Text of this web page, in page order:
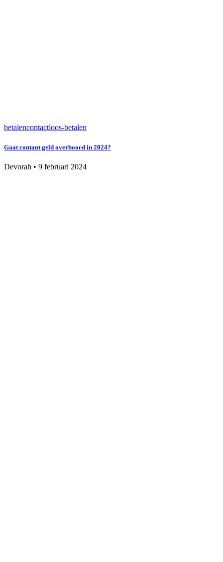
betalencontactloos-betalen
Gaat contant geld overboord in 2024?
Devorah • 9 februari 2024